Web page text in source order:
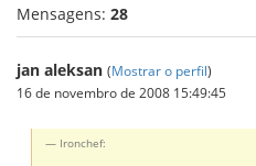
Mensagens: 28
jan aleksan (Mostrar o perfil)
16 de novembro de 2008 15:49:45
Ironchef: